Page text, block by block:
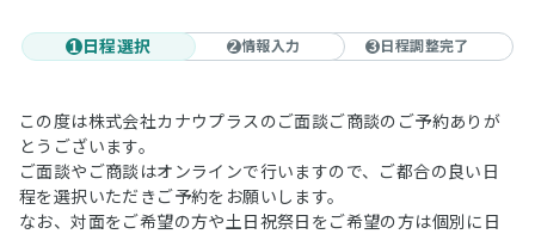
1 日程選択 2情報入力 3 日程調整完了
この度は株式会社カナウプラスのご面談ご商談のご予約ありが
とうございます。
ご面談やご商談はオンラインで行いますので、ご都合の良い日
程を選択いただきご予約をお願いします。
なお、対面をご希望の方や土日祝祭日をご希望の方は個別に日